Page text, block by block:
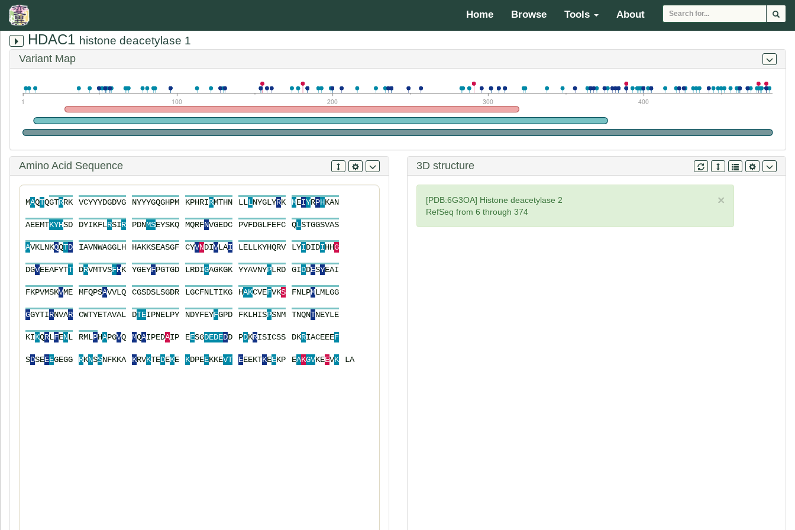
Home Browse Tools About
HDAC1 histone deacetylase 1
Variant Map
1 100 200 300 400
Amino Acid Sequence
MAQTQGTRRK VCYYYDGDVG NYYYGQGHPM KPHRIRMTHN LLLNYGLYRK MEIYRPHKAN
AEEMTKYHSD DYIKFLRSIR PDNMSEYSKQ MQRFNVGEDC PVFDGLFEFC QLSTGGSVAS
AVKLNKQQTD IAVNWAGGLH HAKKSEASGF CYVNDIVLAI LELLKYHQRV LYIDIDIHHG
DGVEEAFYTT DRVMTVSFHK YGEYFPGTGD LRDIGAGKGK YYAVNYPLRD GIDDESYEAI
FKPVMSKVME MFQPSAVVLQ CGSDSLSGDR LGCFNLTIKG HAKCVEFVKS FNLPMLMLGG
GGYTIRNVAR CWTYETAVAL DTEIPNELPY NDYFEYFGPD FKLHISPSNM TNQNTNEYLE
KIKQRLFENL RMLPHAPGVQ MQAIPEDAIP EESGDEDEDD PDKRISICSS DKRIACEEEF
SDSEEEGEGG RKNSSNFKKA KRVKTEDEKE KDPEEKKEVT EEEKTKEEKP EAKGVKEEVK LA
3D structure
×
[PDB:6G3OA] Histone deacetylase 2
RefSeq from 6 through 374